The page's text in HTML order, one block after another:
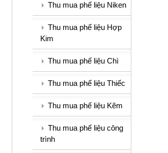
Thu mua phế liệu Niken
Thu mua phế liệu Hợp
Kim
Thu mua phế liệu Chì
Thu mua phế liệu Thiếc
Thu mua phế liệu Kẽm
Thu mua phế liệu công
trình